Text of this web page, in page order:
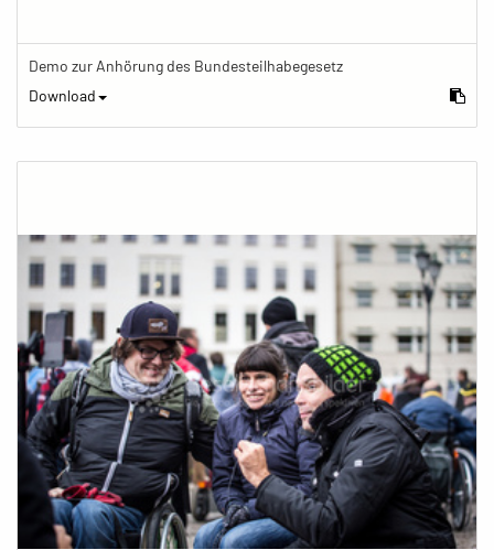
Demo zur Anhörung des Bundesteilhabegesetz
Download